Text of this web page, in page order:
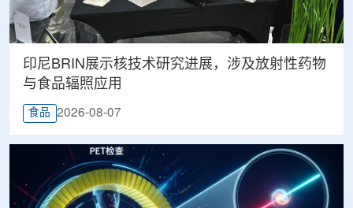
印尼BRIN展示核技术研究进展，涉及放射性药物
与食品辐照应用
食品 2026-08-07